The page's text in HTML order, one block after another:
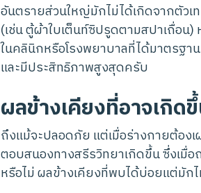
อันตรายส่วนใหญ่มักไม่ได้เกิดจากตัวเ
(เช่น ตู้ผ้าใบเต็นท์ซิปรูดตามสปาเถื่อ
ในคลินิกหรือโรงพยาบาลที่ได้มาตรฐ
และมีประสิทธิภาพสูงสุดครับ
ผลข้างเคียงที่อาจเกิด
ถึงแม้จะปลอดภัย แต่เมื่อร่างกายต้อ
ตอบสนองทางสรีรวิทยาเกิดขึ้น ซึ่งเมื่
หรือไม่ ผลข้างเคียงที่พบได้บ่อยแต่มัก